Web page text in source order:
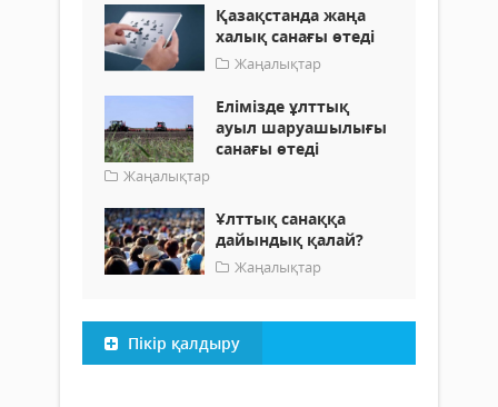
Қазақстанда жаңа
халық санағы өтеді
Жаңалықтар
Елімізде ұлттық
ауыл шаруашылығы
санағы өтеді
Жаңалықтар
Ұлттық санаққа
дайындық қалай?
Жаңалықтар
Пікір қалдыру